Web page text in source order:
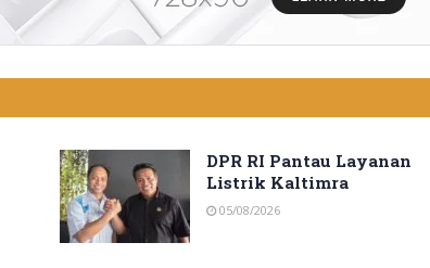
DPR RI Pantau Layanan
Listrik Kaltimra
05/08/2026